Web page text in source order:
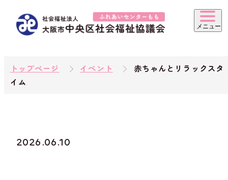
トップページ イベント
赤ちゃんとリラックスタ
イム
2026.06.10